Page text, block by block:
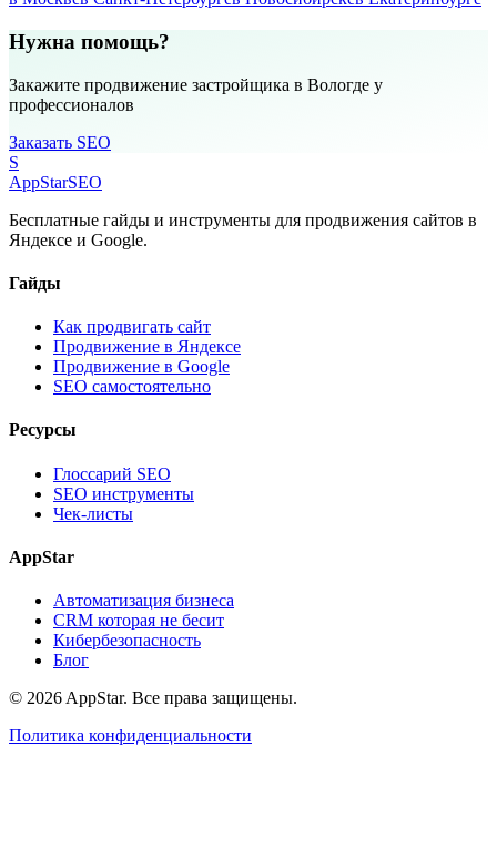
Нужна помощь?
Закажите продвижение застройщика в Вологде у
профессионалов
Заказать SEO
S
AppStarSEO
Бесплатные гайды и инструменты для продвижения сайтов в
Яндексе и Google.
Гайды
Как продвигать сайт
Продвижение в Яндексе
Продвижение в Google
SEO самостоятельно
Ресурсы
Глоссарий SEO
SEO инструменты
Чек-листы
AppStar
Автоматизация бизнеса
CRM которая не бесит
Кибербезопасность
Блог
© 2026 AppStar. Все права защищены.
Политика конфиденциальности